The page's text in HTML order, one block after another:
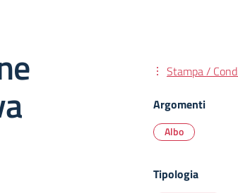
Stampa /
Argomenti
Albo
Tipologia